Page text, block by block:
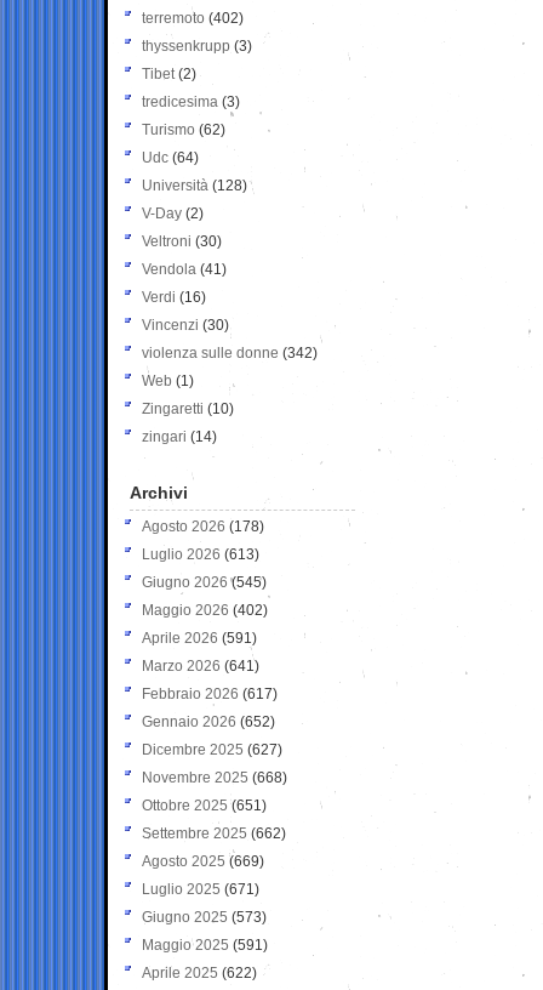
terremoto (402)
thyssenkrupp (3)
Tibet(2)
tredicesima (3)
Turismo (62)
Udc (64)
Università (128)
V-Day (2)
Veltroni (30)
Vendola (41)
Verdi (16)
Vincenzi (30)
violenza sulle donne (342)
Web (1)
Zingaretti (10)
zingari (14)
Archivi
Agosto 2026 (178)
Luglio 2026 (613)
Giugno 2026 (545)
Maggio 2026 (402)
Aprile 2026 (591)
Marzo 2026 (641)
Febbraio 2026 (617)
Gennaio 2026 (652)
Dicembre 2025 (627)
Novembre 2025 (668)
Ottobre 2025 (651)
Settembre 2025 (662)
Agosto 2025 (669)
Luglio 2025 (671)
Giugno 2025 (573)
Maggio 2025 (591)
Aprile 2025 (622)